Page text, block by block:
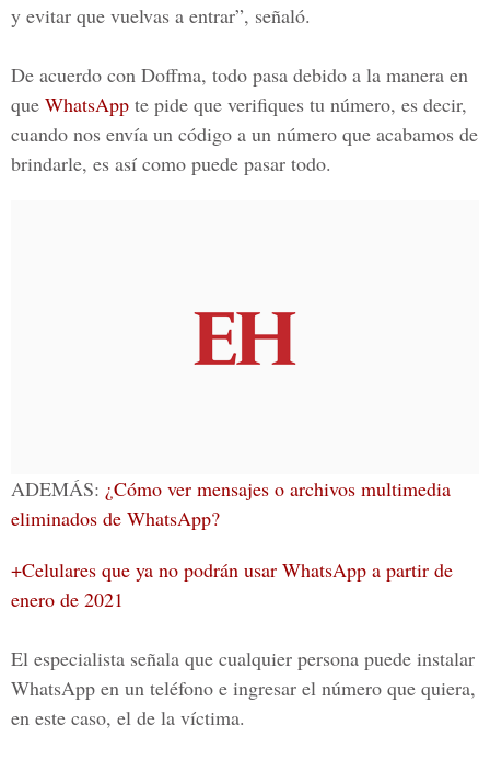
y evitar que vuelvas a entrar”, señaló.
De acuerdo con Doffma, todo pasa debido a la manera en
que WhatsApp te pide que verifiques tu número, es decir,
cuando nos envía un código a un número que acabamos de
brindarle, es así como puede pasar todo.
ADEMÁS: ¿Cómo ver mensajes o archivos multimedia
eliminados de WhatsApp?
+Celulares que ya no podrán usar WhatsApp a partir de
enero de 2021
El especialista señala que cualquier persona puede instalar
WhatsApp en un teléfono e ingresar el número que quiera,
en este caso, el de la víctima.